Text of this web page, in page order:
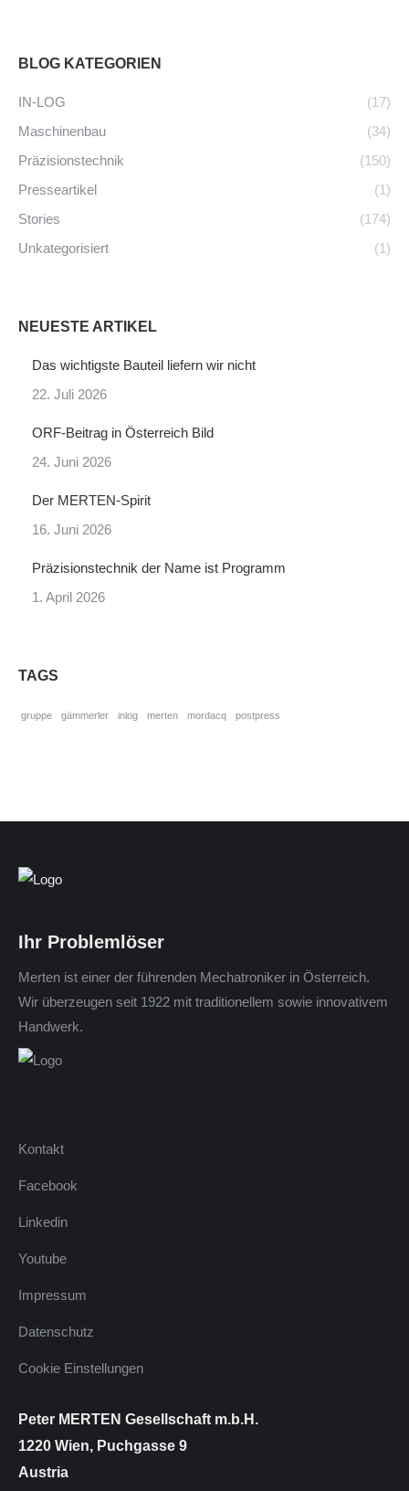
BLOG KATEGORIEN
IN-LOG
(17)
Maschinenbau
(34)
Präzisionstechnik
(150)
Presseartikel
(1)
Stories
(174)
Unkategorisiert
(1)
NEUESTE ARTIKEL
Das wichtigste Bauteil liefern wir nicht
22. Juli 2026
ORF-Beitrag in Österreich Bild
24. Juni 2026
Der MERTEN-Spirit
16. Juni 2026
Präzisionstechnik der Name ist Programm
1. April 2026
TAGS
gruppe gämmerler inlog merten mordacq postpress
Ihr Problemlöser
Merten ist einer der führenden Mechatroniker in Österreich.
Wir überzeugen seit 1922 mit traditionellem sowie innovativem
Handwerk.
Kontakt
Facebook
Linkedin
Youtube
Impressum
Datenschutz
Cookie Einstellungen
Peter MERTEN Gesellschaft m.b.H.
1220 Wien, Puchgasse 9
Austria